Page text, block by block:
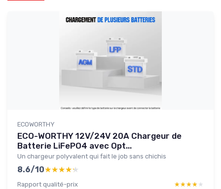
ECOWORTHY
ECO-WORTHY 12V/24V 20A Chargeur de
Batterie LiFePO4 avec Opt...
Un chargeur polyvalent qui fait le job sans chichis
8.6/10★★★★★
★★★★★
Rapport qualité-prix ★★★★★
★★★★★